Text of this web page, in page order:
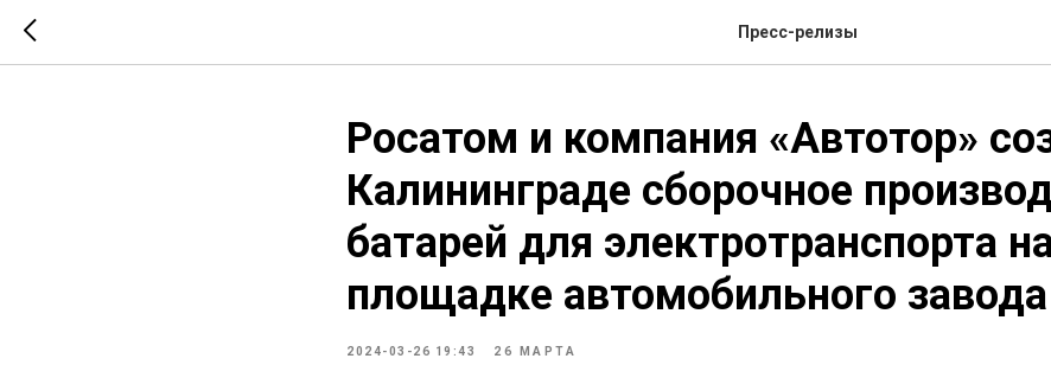
Пресс-релизы
Росатом и компания «Автотор»
Калининграде сборочное
батарей для электротранспорта
площадке автомобильного завода
2024-03-26 19:43 26 МАРТА